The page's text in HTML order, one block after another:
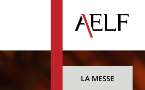
LA MESSE